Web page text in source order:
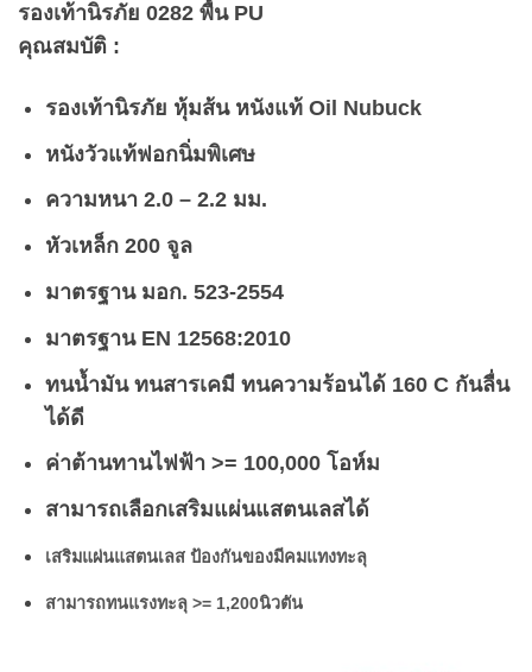
รองเท้านิรภัย 0282 พื้น PU
คุณสมบัติ :
รองเท้านิรภัย หุ้มส้น หนังแท้ Oil Nubuck
หนังวัวแท้ฟอกนิ่มพิเศษ
ความหนา 2.0 – 2.2 มม.
หัวเหล็ก 200 จูล
มาตรฐาน มอก. 523-2554
มาตรฐาน EN 12568:2010
ทนน้ำมัน ทนสารเคมี ทนความร้อนได้ 160 C กันลื่น
ได้ดี
ค่าต้านทานไฟฟ้า >= 100,000 โอห์ม
สามารถเลือกเสริมแผ่นแสตนเลสได้
เสริมแผ่นแสตนเลส ป้องกันของมีคมแทงทะลุ
สามารถทนแรงทะลุ >= 1,200นิวตัน